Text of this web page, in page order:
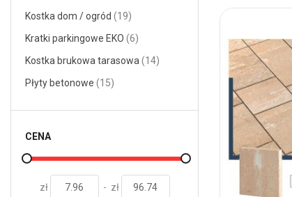
Kostka dom / ogród 19przedmiotów
Kratki parkingowe EKO 6przedmiotów
Kostka brukowa tarasowa 14przedmiotów
Płyty betonowe 15przedmiotów
CENA
zł - zł